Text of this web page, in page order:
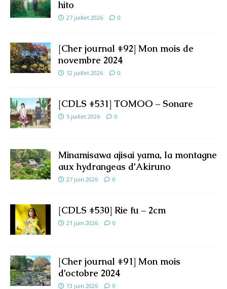
hito
27 juillet 2026 0
[Cher journal #92] Mon mois de
novembre 2024
12 juillet 2026 0
[CDLS #531] TOMOO – Sonare
5 juillet 2026 0
Minamisawa ajisai yama, la montagne
aux hydrangeas d’Akiruno
27 juin 2026 0
[CDLS #530] Rie fu – 2cm
21 juin 2026 0
[Cher journal #91] Mon mois
d’octobre 2024
13 juin 2026 0